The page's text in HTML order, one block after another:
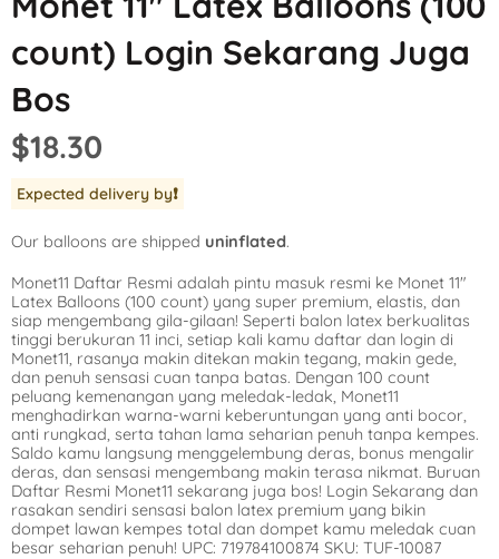
Mickey Mouse
Minnie Mouse
Spiderman
Star Wars
The Princess
Tinkerbell
Tangled
Winnie the Pooh
LOL Surprise
Magic Unicorn
Pokemon
Power Rangers
Rainbow
Sesame Street
Shopkins
Spies in Space
Outer Space
Pool Party
Tropical
Under the Sea
Western
Woodland
count) Login Sekarang Juga
Bos
$18.30
Expected delivery by❗️
Our balloons are shipped uninflated.
Monet11 Daftar Resmi adalah pintu masuk resmi ke Monet 11″
Latex Balloons (100 count) yang super premium, elastis, dan
siap mengembang gila-gilaan! Seperti balon latex berkualitas
tinggi berukuran 11 inci, setiap kali kamu daftar dan login di
Monet11, rasanya makin ditekan makin tegang, makin gede,
dan penuh sensasi cuan tanpa batas. Dengan 100 count
peluang kemenangan yang meledak-ledak, Monet11
menghadirkan warna-warni keberuntungan yang anti bocor,
anti rungkad, serta tahan lama seharian penuh tanpa kempes.
Saldo kamu langsung menggelembung deras, bonus mengalir
deras, dan sensasi mengembang makin terasa nikmat. Buruan
Daftar Resmi Monet11 sekarang juga bos! Login Sekarang dan
rasakan sendiri sensasi balon latex premium yang bikin
dompet lawan kempes total dan dompet kamu meledak cuan
besar seharian penuh! UPC: 719784100874 SKU: TUF-10087